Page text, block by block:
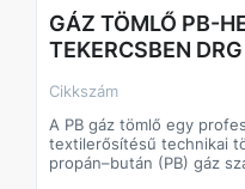
GÁZ TÖMLŐ PB-
TEKERCSBEN DRG
Cikkszám
A PB gáz tömlő egy
textilerősítésű technikai
propán–bután (PB) gáz